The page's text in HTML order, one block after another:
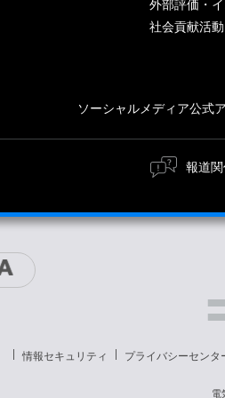
外部評価・
社会貢献活動
ソーシャルメディア公式
報道
情報セキュリティ プライバシーセンタ
電